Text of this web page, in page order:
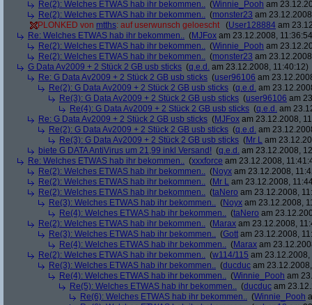
Re(2): Welches ETWAS hab ihr bekommen.. (Winnie_Pooh am
Re(2): Welches ETWAS hab ihr bekommen.. (monster23 am
PLONKED von mtths: auf userwunsch geloescht (User128884 am
Re: Welches ETWAS hab ihr bekommen.. (MJFox am 23.12.2008,
Re(2): Welches ETWAS hab ihr bekommen.. (Winnie_Pooh am
Re(2): Welches ETWAS hab ihr bekommen.. (monster23 am
G Data Av2009 + 2 Stück 2 GB usb sticks (q.e.d. am 23.12.2008, 11:40:12)
Re: G Data Av2009 + 2 Stück 2 GB usb sticks (user96106 am
Re(2): G Data Av2009 + 2 Stück 2 GB usb sticks (q.e.d. am
Re(3): G Data Av2009 + 2 Stück 2 GB usb sticks (user96106 am
Re(4): G Data Av2009 + 2 Stück 2 GB usb sticks (q.e.d. am
Re: G Data Av2009 + 2 Stück 2 GB usb sticks (MJFox am 23.12.2008,
Re(2): G Data Av2009 + 2 Stück 2 GB usb sticks (q.e.d. am
Re(3): G Data Av2009 + 2 Stück 2 GB usb sticks (Mr L am
biete G DATA AntiVirus um 21,99 inkl Versand! (q.e.d. am 23.12.2008,
Re: Welches ETWAS hab ihr bekommen.. (xxxforce am 23.12.2008,
Re(2): Welches ETWAS hab ihr bekommen.. (Noyx am 23.12.2008,
Re(2): Welches ETWAS hab ihr bekommen.. (Mr L am 23.12.2008,
Re(2): Welches ETWAS hab ihr bekommen.. (taNero am 23.12.2008,
Re(3): Welches ETWAS hab ihr bekommen.. (Noyx am 23.12.2008,
Re(4): Welches ETWAS hab ihr bekommen.. (taNero am
Re(2): Welches ETWAS hab ihr bekommen.. (Marax am 23.12.2008,
Re(3): Welches ETWAS hab ihr bekommen.. (Gott am 23.12.2008,
Re(4): Welches ETWAS hab ihr bekommen.. (Marax am
Re(2): Welches ETWAS hab ihr bekommen.. (w114/115 am 23.12.2008,
Re(3): Welches ETWAS hab ihr bekommen.. (ducduc am
Re(4): Welches ETWAS hab ihr bekommen.. (Winnie_Pooh am
Re(5): Welches ETWAS hab ihr bekommen.. (ducduc am
Re(6): Welches ETWAS hab ihr bekommen.. (Winnie_Pooh